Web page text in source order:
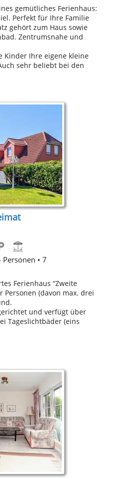
gemütliches Ferienhaus:
Perfekt für Ihre Familie
gehört zum Haus sowie
Zentrumsnahe und
Kinder Ihre eigene kleine
sehr beliebt bei den
Personen • 7
Ferienhaus “Zweite
Personen (davon max. drei
und verfügt über
Tageslichtbäder (eins